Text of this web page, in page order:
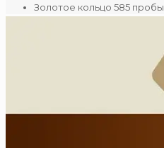
Золотое кольцо 585 пробы